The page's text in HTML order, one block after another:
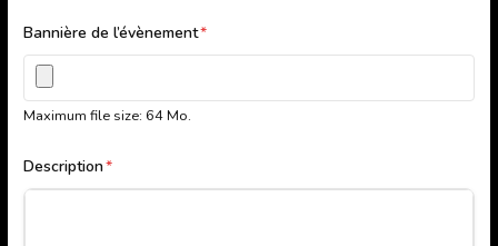
Bannière de l’évènement*
Maximum file size: 64 Mo.
Description*